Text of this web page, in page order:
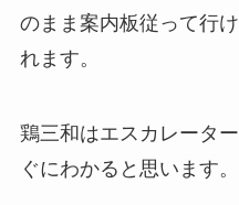
のまま案内板従って行
れます。
鶏三和はエスカレータ
ぐにわかると思います。